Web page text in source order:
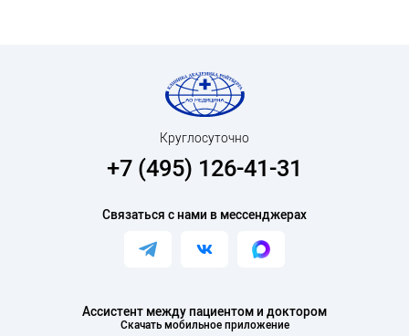
Ассистент между пациентом и доктором
Скачать мобильное приложение
Круглосуточно
+7 (495) 126-41-31
Связаться с нами в мессенджерах